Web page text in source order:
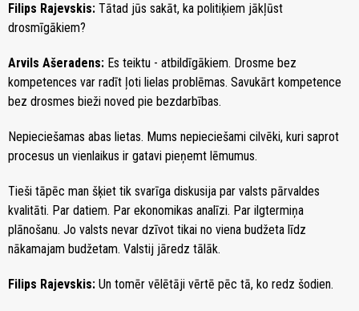
Filips Rajevskis: Tātad jūs sakāt, ka politiķiem jākļūst
drosmīgākiem?
Arvils Ašeradens: Es teiktu - atbildīgākiem. Drosme bez
kompetences var radīt ļoti lielas problēmas. Savukārt kompetence
bez drosmes bieži noved pie bezdarbības.
Nepieciešamas abas lietas. Mums nepieciešami cilvēki, kuri saprot
procesus un vienlaikus ir gatavi pieņemt lēmumus.
Tieši tāpēc man šķiet tik svarīga diskusija par valsts pārvaldes
kvalitāti. Par datiem. Par ekonomikas analīzi. Par ilgtermiņa
plānošanu. Jo valsts nevar dzīvot tikai no viena budžeta līdz
nākamajam budžetam. Valstij jāredz tālāk.
Filips Rajevskis: Un tomēr vēlētāji vērtē pēc tā, ko redz šodien.